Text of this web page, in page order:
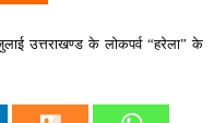
उत्तराखण्ड के लोकपर्व “हरेला” के